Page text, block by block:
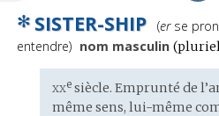
✻ SISTER-SHIP
:
(erse
entendre) nom masculin (
Étymologie
:
xxesiècle. Emprunté de l’
même sens, lui-même